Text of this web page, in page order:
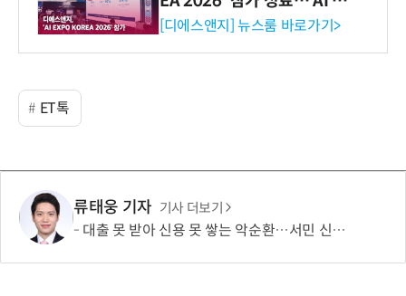
생애주기 아우르는 통합 솔루
[디에스앤지] 뉴스룸 바로가기>
ET톡
류태웅 기자 기사 더보기
대출 못 받아 신용 못 쌓는 악순환…서민 신용평가 사각지대 메운다